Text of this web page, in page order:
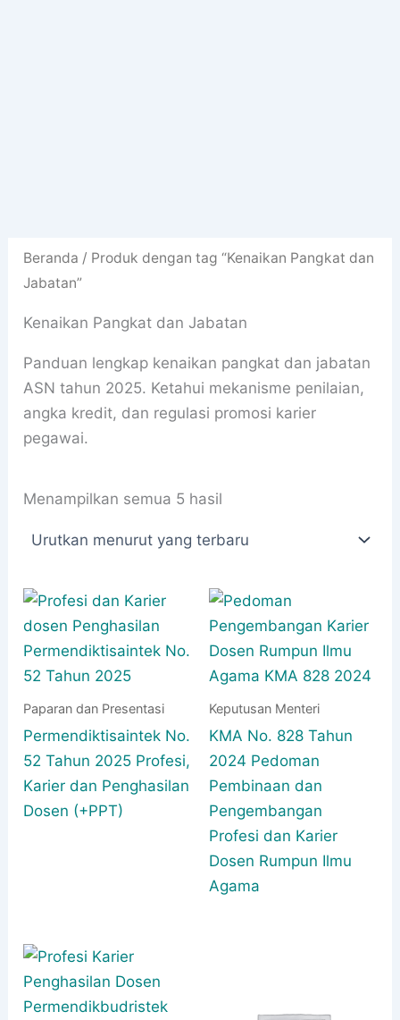
Beranda / Produk dengan tag “Kenaikan Pangkat dan
Jabatan”
Kenaikan Pangkat dan Jabatan
Panduan lengkap kenaikan pangkat dan jabatan
ASN tahun 2025. Ketahui mekanisme penilaian,
angka kredit, dan regulasi promosi karier
pegawai.
Menampilkan semua 5 hasil
terbaru
Paparan dan Presentasi
Permendiktisaintek No.
52 Tahun 2025 Profesi,
Karier dan Penghasilan
Dosen (+PPT)
Keputusan Menteri
KMA No. 828 Tahun
2024 Pedoman
Pembinaan dan
Pengembangan
Profesi dan Karier
Dosen Rumpun Ilmu
Agama